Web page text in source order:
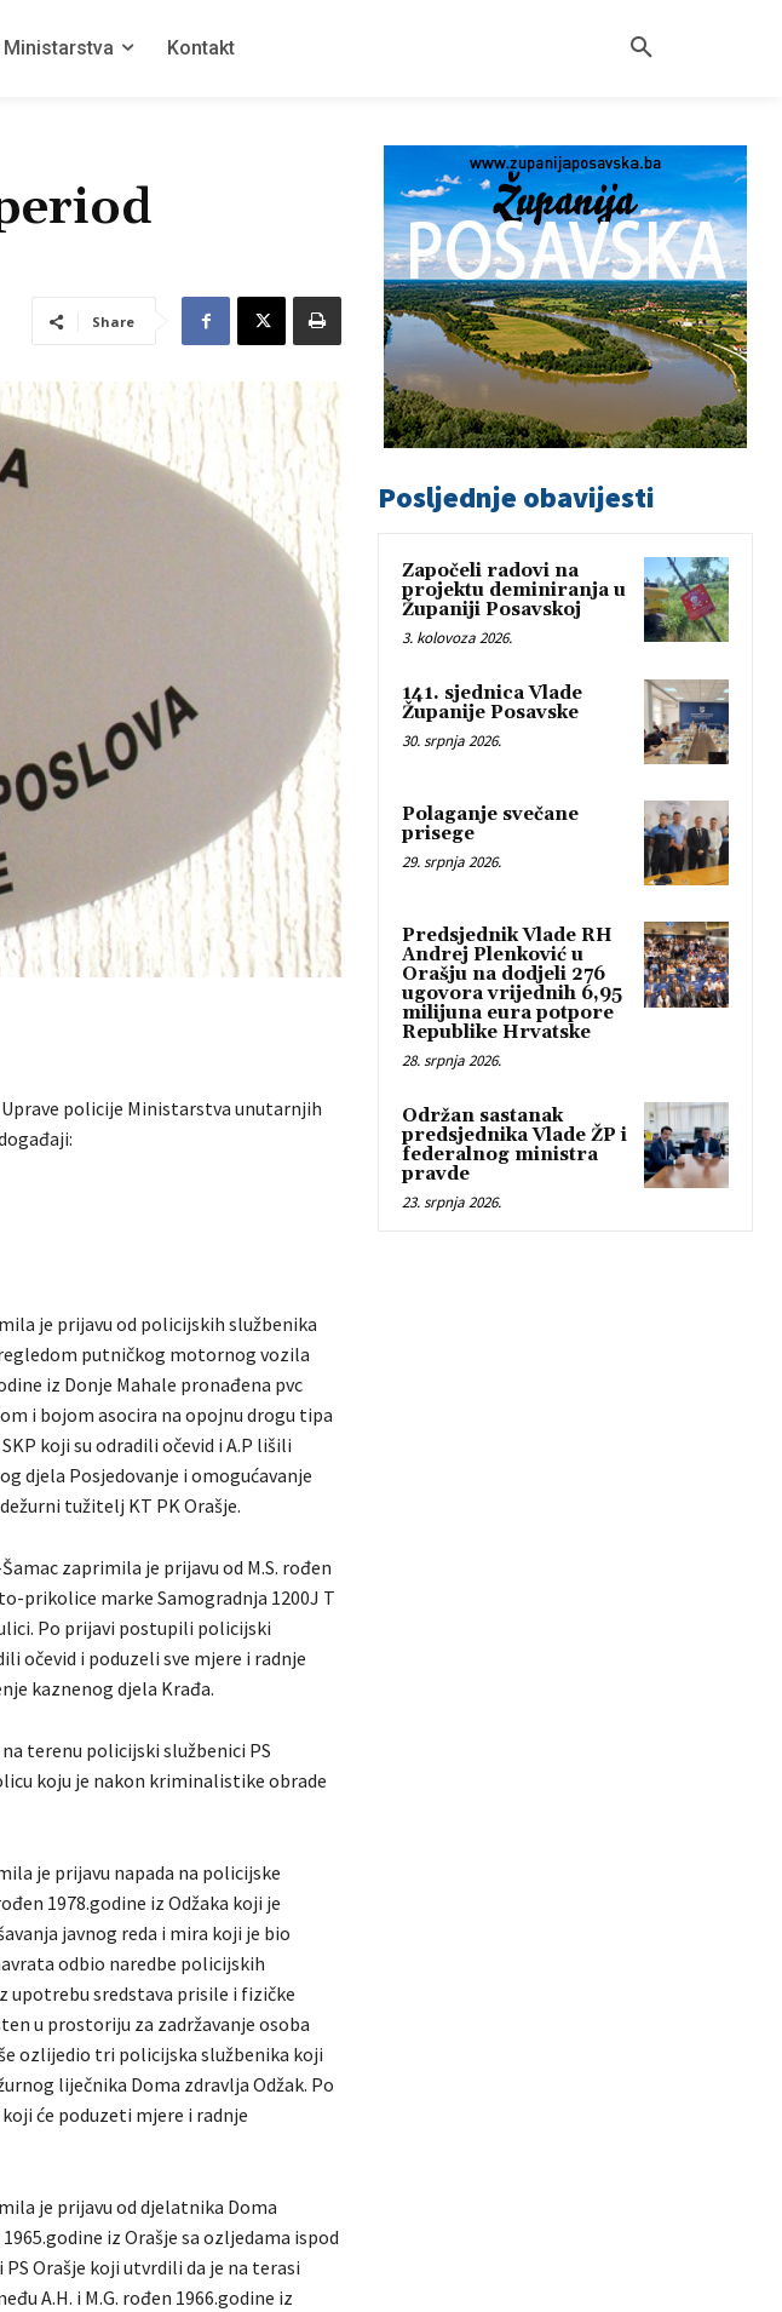
Ministarstva Kontakt
Share
policije Ministarstva unutarnjih
je prijavu od policijskih službenika
putničkog motornog vozila
iz Donje Mahale pronađena pvc
i bojom asocira na opojnu drogu tipa
koji su odradili očevid i A.P lišili
djela Posjedovanje i omogućavanje
tužitelj KT PK Orašje.
zaprimila je prijavu od M.S. rođen
prikolice marke Samogradnja 1200J T
Po prijavi postupili policijski
očevid i poduzeli sve mjere i radnje
kaznenog djela Krađa.
terenu policijski službenici PS
koju je nakon kriminalistike obrade
je prijavu napada na policijske
1978.godine iz Odžaka koji je
javnog reda i mira koji je bio
odbio naredbe policijskih
upotrebu sredstava prisile i fizičke
u prostoriju za zadržavanje osoba
ozlijedio tri policijska službenika koji
liječnika Doma zdravlja Odžak. Po
će poduzeti mjere i radnje
je prijavu od djelatnika Doma
iz Orašje sa ozljedama ispod
Orašje koji utvrdili da je na terasi
A.H. i M.G. rođen 1966.godine iz
Posljednje obavijesti
Započeli radovi na
projektu deminiranja u
Županiji Posavskoj
3. kolovoza 2026.
141. sjednica Vlade
Županije Posavske
30. srpnja 2026.
Polaganje svečane
prisege
29. srpnja 2026.
Predsjednik Vlade RH
Andrej Plenković u
Orašju na dodjeli 276
ugovora vrijednih 6,95
milijuna eura potpore
Republike Hrvatske
28. srpnja 2026.
Održan sastanak
predsjednika Vlade ŽP i
federalnog ministra
pravde
23. srpnja 2026.